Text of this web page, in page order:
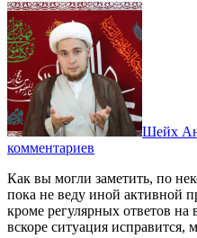
Шейх
комментариев
Как вы могли заметить, по некоторым личным причинам, я
пока не веду иной активной
кроме регулярных ответов
вскоре ситуация